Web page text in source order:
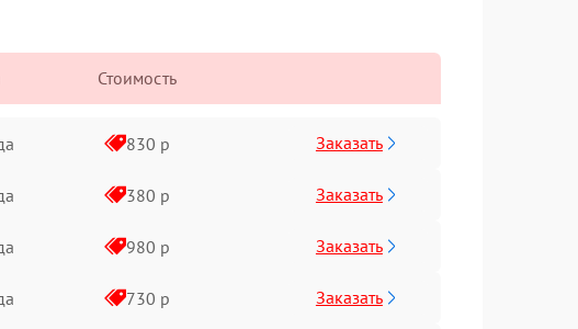
Стоимость
830 р Заказать
380 р Заказать
980 р Заказать
730 р Заказать